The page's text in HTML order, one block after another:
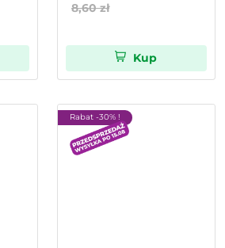
8,60 zł
Kup
Rabat -30% !